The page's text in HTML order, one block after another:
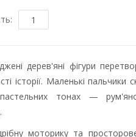
дерев'яні фігури
історії. Маленькі
тонах —
моторику та